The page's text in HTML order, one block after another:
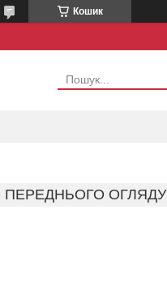
Кошик
ПЕРЕДНЬОГО ОГЛЯДУ